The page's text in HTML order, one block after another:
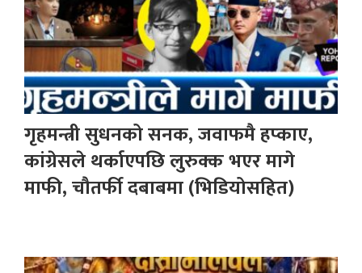
गृहमन्त्री सुधनको सनक, जवाफमै हप्काए,
कांग्रेसले थर्काएपछि लुरुक्क भएर मागे
माफी, चौतर्फी दबाबमा (भिडियोसहित)